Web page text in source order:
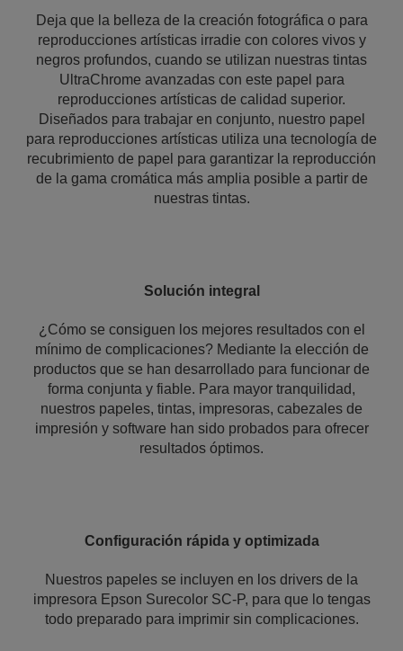
Deja que la belleza de la creación fotográfica o para
reproducciones artísticas irradie con colores vivos y
negros profundos, cuando se utilizan nuestras tintas
UltraChrome avanzadas con este papel para
reproducciones artísticas de calidad superior.
Diseñados para trabajar en conjunto, nuestro papel
para reproducciones artísticas utiliza una tecnología de
recubrimiento de papel para garantizar la reproducción
de la gama cromática más amplia posible a partir de
nuestras tintas.
Solución integral
¿Cómo se consiguen los mejores resultados con el
mínimo de complicaciones? Mediante la elección de
productos que se han desarrollado para funcionar de
forma conjunta y fiable. Para mayor tranquilidad,
nuestros papeles, tintas, impresoras, cabezales de
impresión y software han sido probados para ofrecer
resultados óptimos.
Configuración rápida y optimizada
Nuestros papeles se incluyen en los drivers de la
impresora Epson Surecolor SC-P, para que lo tengas
todo preparado para imprimir sin complicaciones.